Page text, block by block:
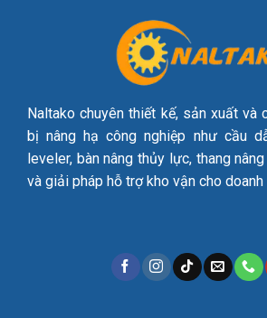
Naltako chuyên thiết kế, sản xuất và
bị nâng hạ công nghiệp như cầu
leveler, bàn nâng thủy lực, thang
và giải pháp hỗ trợ kho vận cho doanh